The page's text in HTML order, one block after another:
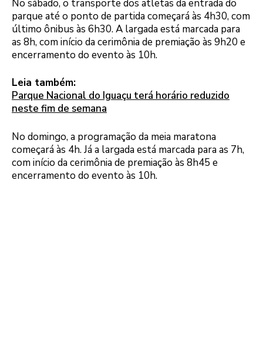
No sábado, o transporte dos atletas da entrada do
parque até o ponto de partida começará às 4h30, com
último ônibus às 6h30. A largada está marcada para
as 8h, com início da cerimônia de premiação às 9h20 e
encerramento do evento às 10h.
Leia também:
Parque Nacional do Iguaçu terá horário reduzido
neste fim de semana
No domingo, a programação da meia maratona
começará às 4h. Já a largada está marcada para as 7h,
com início da cerimônia de premiação às 8h45 e
encerramento do evento às 10h.